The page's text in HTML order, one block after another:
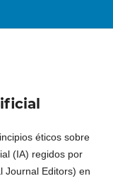
éticos sobre
(IA) regidos por
Journal Editors) en